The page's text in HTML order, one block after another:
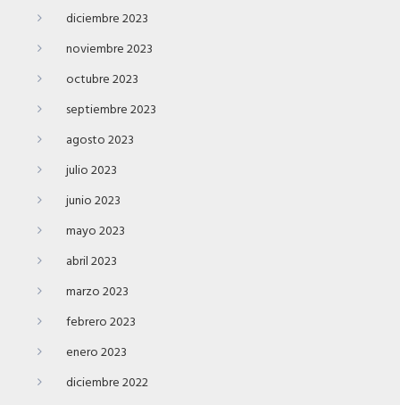
diciembre 2023
noviembre 2023
octubre 2023
septiembre 2023
agosto 2023
julio 2023
junio 2023
mayo 2023
abril 2023
marzo 2023
febrero 2023
enero 2023
diciembre 2022